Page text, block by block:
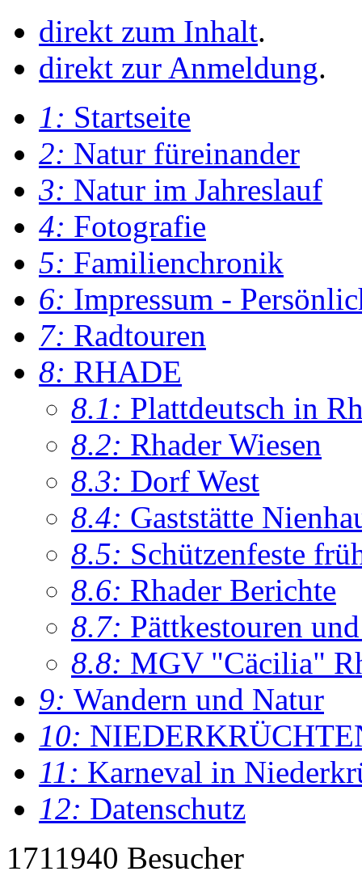
direkt zum Inhalt.
direkt zur Anmeldung.
1: Startseite
2: Natur füreinander
3: Natur im Jahreslauf
4: Fotografie
5: Familienchronik
6: Impressum -
7: Radtouren
8: RHADE
8.1: Plattdeutsch in
8.2: Rhader Wiesen
8.3: Dorf West
8.4: Gaststätte
8.5: Schützenfeste
8.6: Rhader Berichte
8.7: Pättkestouren
8.8: MGV "Cäcilia"
9: Wandern und Natur
10:
11: Karneval in
12: Datenschutz
1711940 Besucher